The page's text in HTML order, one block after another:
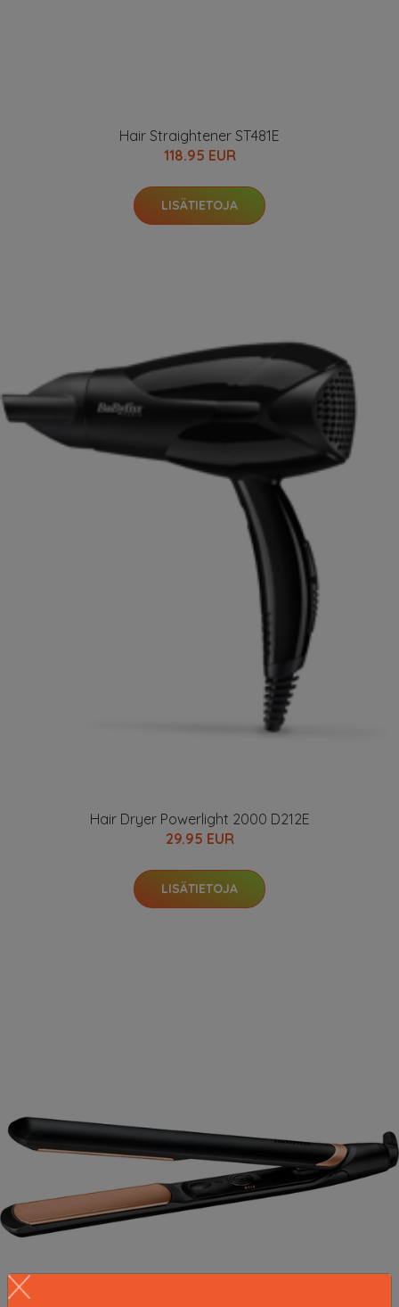
Hair Straightener ST481E
118.95 EUR
LISÄTIETOJA
Hair Dryer Powerlight 2000 D212E
29.95 EUR
LISÄTIETOJA